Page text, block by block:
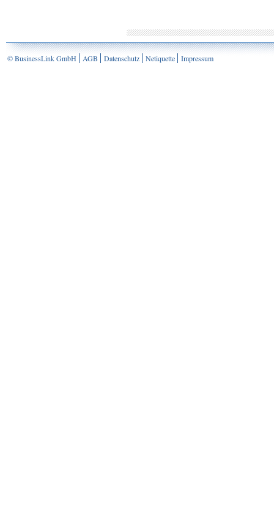
© BusinessLink GmbH AGB Datenschutz Netiquette Impressum